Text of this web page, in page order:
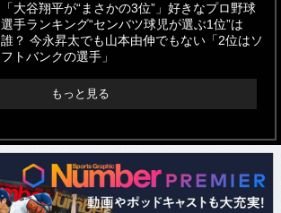
「大谷翔平が“まさかの3位”」好きなプロ野球
選手ランキング“センバツ球児が選ぶ1位”は
誰？ 今永昇太でも山本由伸でもない「2位はソ
フトバンクの選手」
もっと見る